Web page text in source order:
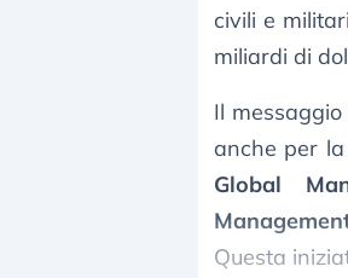
civili e
miliardi di
Il
anche per
Global
Questa